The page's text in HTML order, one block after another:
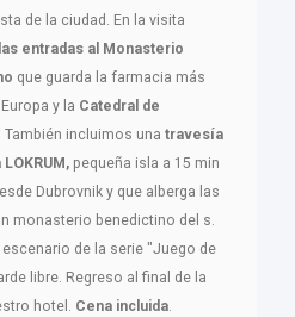
de la ciudad. En la visita
entradas al Monasterio
que guarda la farmacia más
y la Catedral de
. También incluimos una travesía
pequeña isla a 15 min
Dubrovnik y que alberga las
monasterio benedictino del s.
escenario de la serie "Juego de
libre. Regreso al final de la
hotel. Cena incluida.